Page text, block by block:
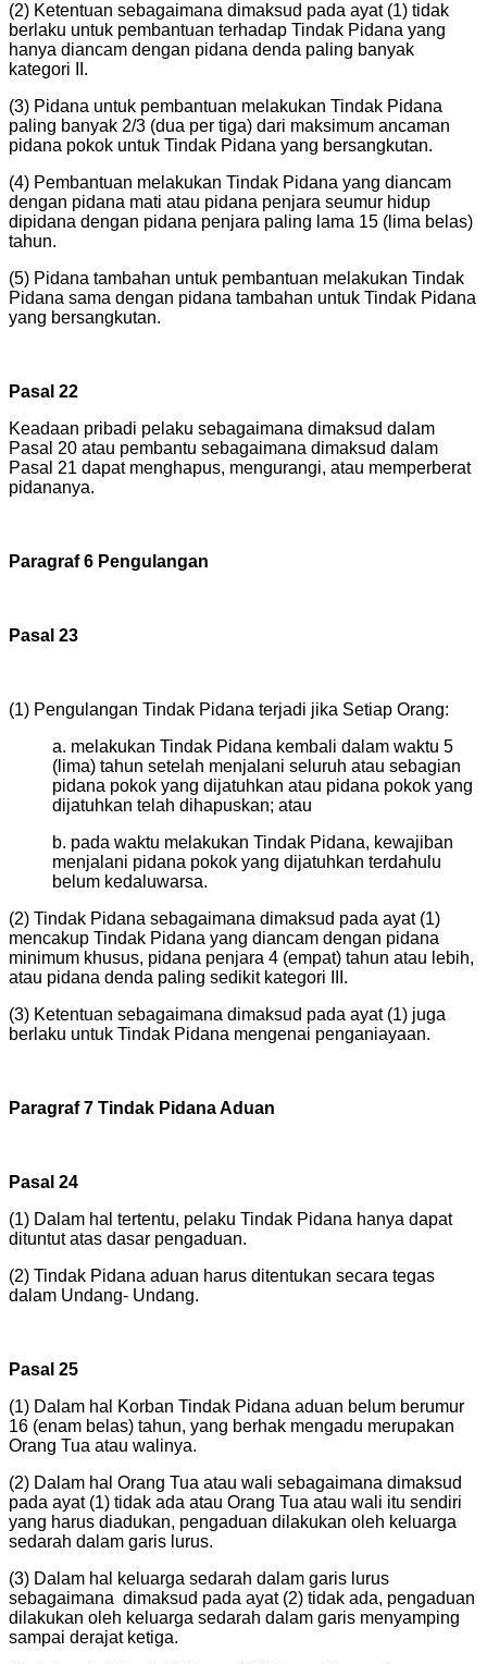
(2) Ketentuan sebagaimana dimaksud pada ayat (1) tidak
berlaku untuk pembantuan terhadap Tindak Pidana yang
hanya diancam dengan pidana denda paling banyak
kategori II.
(3) Pidana untuk pembantuan melakukan Tindak Pidana
paling banyak 2/3 (dua per tiga) dari maksimum ancaman
pidana pokok untuk Tindak Pidana yang bersangkutan.
(4) Pembantuan melakukan Tindak Pidana yang diancam
dengan pidana mati atau pidana penjara seumur hidup
dipidana dengan pidana penjara paling lama 15 (lima belas)
tahun.
(5) Pidana tambahan untuk pembantuan melakukan Tindak
Pidana sama dengan pidana tambahan untuk Tindak Pidana
yang bersangkutan.
Pasal 22
Keadaan pribadi pelaku sebagaimana dimaksud dalam
Pasal 20 atau pembantu sebagaimana dimaksud dalam
Pasal 21 dapat menghapus, mengurangi, atau memperberat
pidananya.
Paragraf 6 Pengulangan
Pasal 23
(1) Pengulangan Tindak Pidana terjadi jika Setiap Orang:
a. melakukan Tindak Pidana kembali dalam waktu 5
(lima) tahun setelah menjalani seluruh atau sebagian
pidana pokok yang dijatuhkan atau pidana pokok yang
dijatuhkan telah dihapuskan; atau
b. pada waktu melakukan Tindak Pidana, kewajiban
menjalani pidana pokok yang dijatuhkan terdahulu
belum kedaluwarsa.
(2) Tindak Pidana sebagaimana dimaksud pada ayat (1)
mencakup Tindak Pidana yang diancam dengan pidana
minimum khusus, pidana penjara 4 (empat) tahun atau lebih,
atau pidana denda paling sedikit kategori III.
(3) Ketentuan sebagaimana dimaksud pada ayat (1) juga
berlaku untuk Tindak Pidana mengenai penganiayaan.
Paragraf 7 Tindak Pidana Aduan
Pasal 24
(1) Dalam hal tertentu, pelaku Tindak Pidana hanya dapat
dituntut atas dasar pengaduan.
(2) Tindak Pidana aduan harus ditentukan secara tegas
dalam Undang- Undang.
Pasal 25
(1) Dalam hal Korban Tindak Pidana aduan belum berumur
16 (enam belas) tahun, yang berhak mengadu merupakan
Orang Tua atau walinya.
(2) Dalam hal Orang Tua atau wali sebagaimana dimaksud
pada ayat (1) tidak ada atau Orang Tua atau wali itu sendiri
yang harus diadukan, pengaduan dilakukan oleh keluarga
sedarah dalam garis lurus.
(3) Dalam hal keluarga sedarah dalam garis lurus
sebagaimana dimaksud pada ayat (2) tidak ada, pengaduan
dilakukan oleh keluarga sedarah dalam garis menyamping
sampai derajat ketiga.